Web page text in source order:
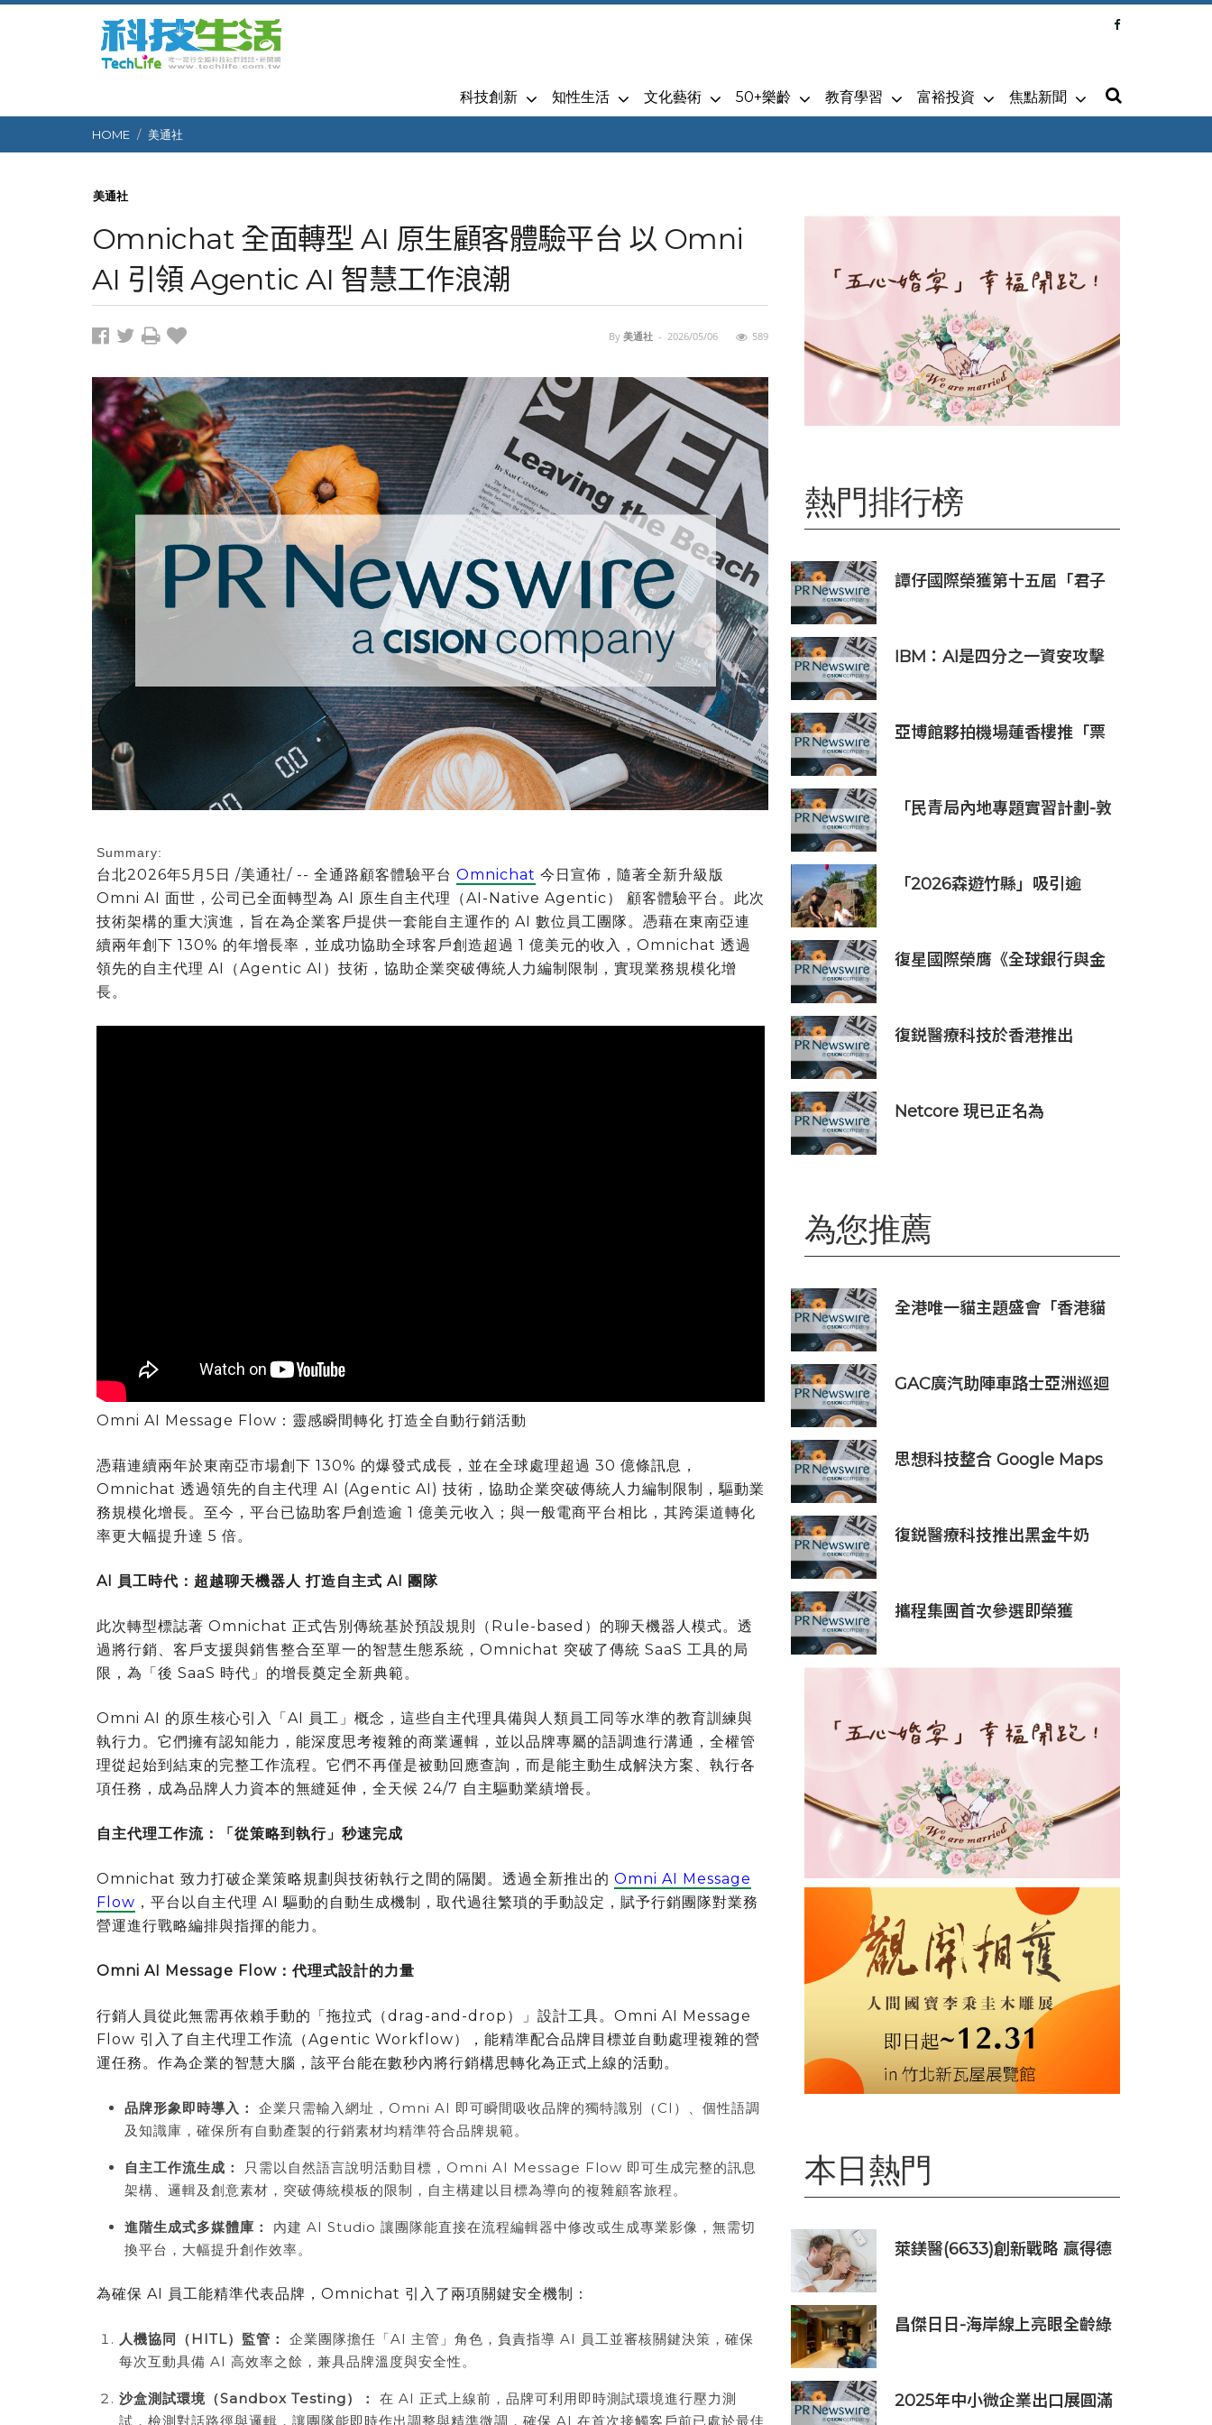
科技創新 知性生活 文化藝術 50+樂齡 教育學習 富裕投資 焦點新聞
HOME 美通社
美通社
Omnichat 全面轉型 AI 原生顧客體驗平台 以 Omni
AI 引領 Agentic AI 智慧工作浪潮
By 美通社 - 2026/05/06 589
Summary:
台北2026年5月5日 /美通社/ -- 全通路顧客體驗平台 Omnichat 今日宣佈，隨著全新升級版
Omni AI 面世，公司已全面轉型為 AI 原生自主代理（AI-Native Agentic） 顧客體驗平台。此次
技術架構的重大演進，旨在為企業客戶提供一套能自主運作的 AI 數位員工團隊。憑藉在東南亞連
續兩年創下 130% 的年增長率，並成功協助全球客戶創造超過 1 億美元的收入，Omnichat 透過
領先的自主代理 AI（Agentic AI）技術，協助企業突破傳統人力編制限制，實現業務規模化增
長。
Omni AI Message Flow：靈感瞬間轉化 打造全自動行銷活動
憑藉連續兩年於東南亞市場創下 130% 的爆發式成長，並在全球處理超過 30 億條訊息，
Omnichat 透過領先的自主代理 AI (Agentic AI) 技術，協助企業突破傳統人力編制限制，驅動業
務規模化增長。至今，平台已協助客戶創造逾 1 億美元收入；與一般電商平台相比，其跨渠道轉化
率更大幅提升達 5 倍。
AI 員工時代：超越聊天機器人 打造自主式 AI 團隊
此次轉型標誌著 Omnichat 正式告別傳統基於預設規則（Rule-based）的聊天機器人模式。透
過將行銷、客戶支援與銷售整合至單一的智慧生態系統，Omnichat 突破了傳統 SaaS 工具的局
限，為「後 SaaS 時代」的增長奠定全新典範。
Omni AI 的原生核心引入「AI 員工」概念，這些自主代理具備與人類員工同等水準的教育訓練與
執行力。它們擁有認知能力，能深度思考複雜的商業邏輯，並以品牌專屬的語調進行溝通，全權管
理從起始到結束的完整工作流程。它們不再僅是被動回應查詢，而是能主動生成解決方案、執行各
項任務，成為品牌人力資本的無縫延伸，全天候 24/7 自主驅動業績增長。
自主代理工作流：「從策略到執行」秒速完成
Omnichat 致力打破企業策略規劃與技術執行之間的隔閡。透過全新推出的 Omni AI Message
Flow ，平台以自主代理 AI 驅動的自動生成機制，取代過往繁瑣的手動設定，賦予行銷團隊對業務
營運進行戰略編排與指揮的能力。
Omni AI Message Flow：代理式設計的力量
行銷人員從此無需再依賴手動的「拖拉式（drag-and-drop）」設計工具。Omni AI Message
Flow 引入了自主代理工作流（Agentic Workflow），能精準配合品牌目標並自動處理複雜的營
運任務。作為企業的智慧大腦，該平台能在數秒內將行銷構思轉化為正式上線的活動。
品牌形象即時導入：
企業只需輸入網址，Omni AI 即可瞬間吸收品牌的獨特識別（CI）、個性語調
及知識庫，確保所有自動產製的行銷素材均精準符合品牌規範。
自主工作流生成：
只需以自然語言說明活動目標，Omni AI Message Flow 即可生成完整的訊息
架構、邏輯及創意素材，突破傳統模板的限制，自主構建以目標為導向的複雜顧客旅程。
進階生成式多媒體庫：
內建 AI Studio 讓團隊能直接在流程編輯器中修改或生成專業影像，無需切
換平台，大幅提升創作效率。
為確保 AI 員工能精準代表品牌，Omnichat 引入了兩項關鍵安全機制：
人機協同（HITL）監管：
企業團隊擔任「AI 主管」角色，負責指導 AI 員工並審核關鍵決策，確保
每次互動具備 AI 高效率之餘，兼具品牌溫度與安全性。
沙盒測試環境（Sandbox Testing）：
在 AI 正式上線前，品牌可利用即時測試環境進行壓力測
試，檢測對話路徑與邏輯，讓團隊能即時作出調整與精準微調，確保 AI 在首次接觸客戶前已處於最佳
熱門排行榜
譚仔國際榮獲第十五屆「君子
IBM：AI是四分之一資安攻擊
亞博館夥拍機場蓮香樓推「票
「民青局內地專題實習計劃-敦
「2026森遊竹縣」吸引逾
復星國際榮膺《全球銀行與金
際權威認可
復鋭醫療科技於香港推出
Netcore 現已正名為
為您推薦
全港唯一貓主題盛會「香港貓
GAC廣汽助陣車路士亞洲巡迴
思想科技整合 Google Maps
單、削減 25% 車隊營運成本
復鋭醫療科技推出黑金牛奶
攜程集團首次參選即榮獲
本日熱門
萊鎂醫(6633)創新戰略 贏得德
昌傑日日-海岸線上亮眼全齡綠
2025年中小微企業出口展圓滿